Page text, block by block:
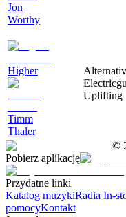
Jon
Worthy
Higher
Timm
Thaler
Uplifting
©
Pobierz aplikację
Przydatne linki
Katalog muzykiRadia In-
pomocyKontakt